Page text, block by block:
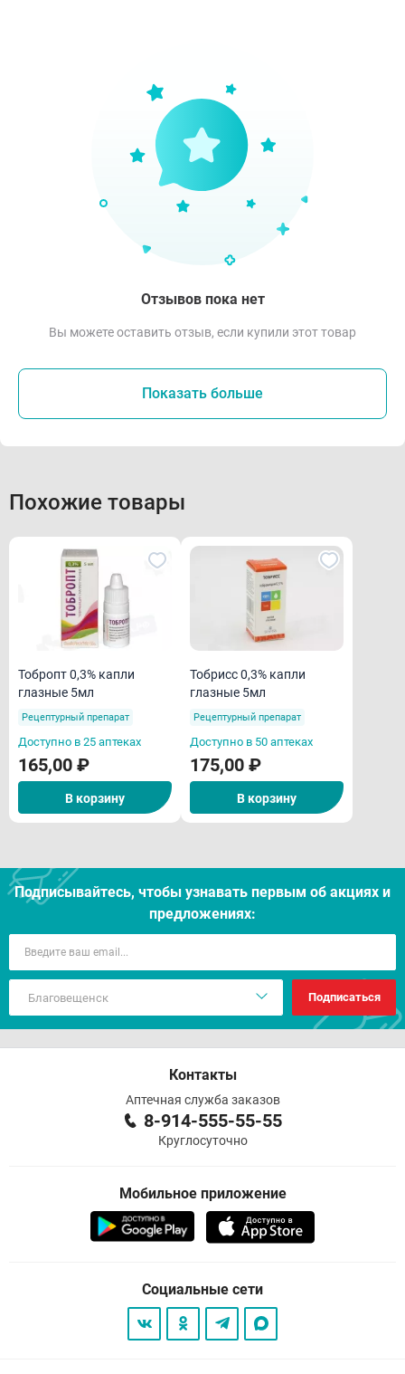
Отзывов пока нет
Вы можете оставить отзыв, если купили этот товар
Показать больше
Похожие товары
Тобропт 0,3% капли
глазные 5мл
Рецептурный препарат
Доступно в 25 аптеках
165,00 ₽
В корзину
Тобрисс 0,3% капли
глазные 5мл
Рецептурный препарат
Доступно в 50 аптеках
175,00 ₽
В корзину
Подписывайтесь, чтобы узнавать первым об акцияx и
предложениях:
Подписаться
Контакты
Аптечная служба заказов
8-914-555-55-55
Круглосуточно
Мобильное приложение
Социальные сети